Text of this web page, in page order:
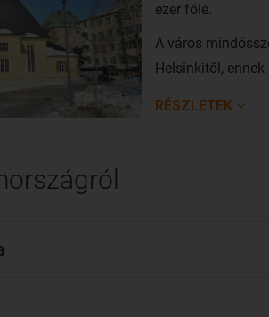
ezer fölé.
A város
Helsinkitől,
megismeréséhez.
RÉSZLETEK